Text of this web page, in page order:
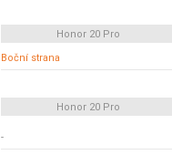
Honor 20 Pro
Boční strana
Honor 20 Pro
-